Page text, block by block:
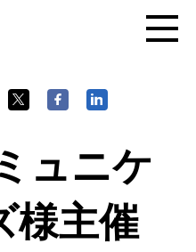
ュニケ
様主催